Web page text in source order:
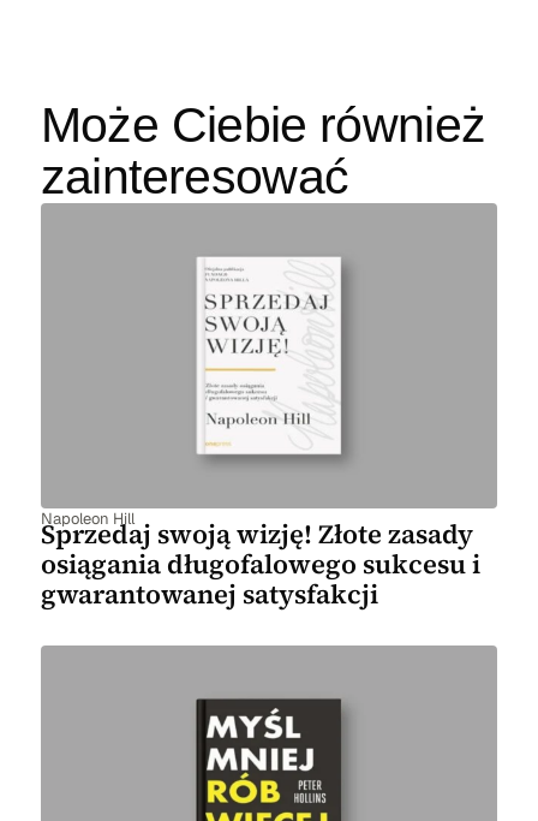
Może Ciebie również
zainteresować
Napoleon Hill
Sprzedaj swoją wizję! Złote zasady
osiągania długofalowego sukcesu i
gwarantowanej satysfakcji